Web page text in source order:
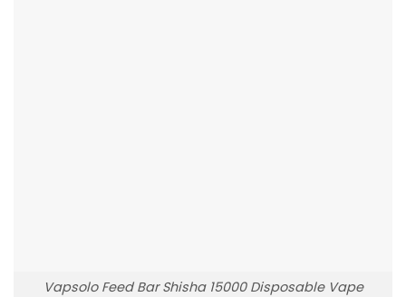
Vapsolo Feed Bar Shisha 15000 Disposable Vape